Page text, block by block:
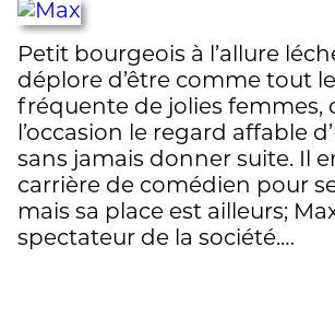
Petit bourgeois à l’allure
déplore d’être comme tout
fréquente de jolies femmes,
l’occasion le regard affable
sans jamais donner suite. Il
carrière de comédien pour
mais sa place est ailleurs;
spectateur de la société.…